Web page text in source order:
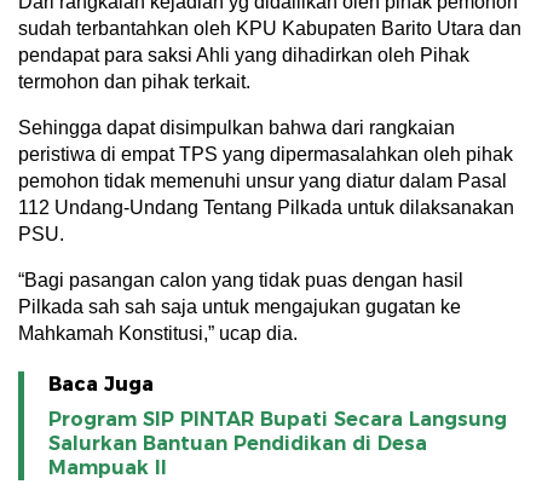
sudah terbantahkan oleh KPU Kabupaten Barito Utara dan
pendapat para saksi Ahli yang dihadirkan oleh Pihak
termohon dan pihak terkait.
Sehingga dapat disimpulkan bahwa dari rangkaian
peristiwa di empat TPS yang dipermasalahkan oleh pihak
pemohon tidak memenuhi unsur yang diatur dalam Pasal
112 Undang-Undang Tentang Pilkada untuk dilaksanakan
PSU.
“Bagi pasangan calon yang tidak puas dengan hasil
Pilkada sah sah saja untuk mengajukan gugatan ke
Mahkamah Konstitusi,” ucap dia.
Baca Juga
Program SIP PINTAR Bupati Secara Langsung
Salurkan Bantuan Pendidikan di Desa
Mampuak ll